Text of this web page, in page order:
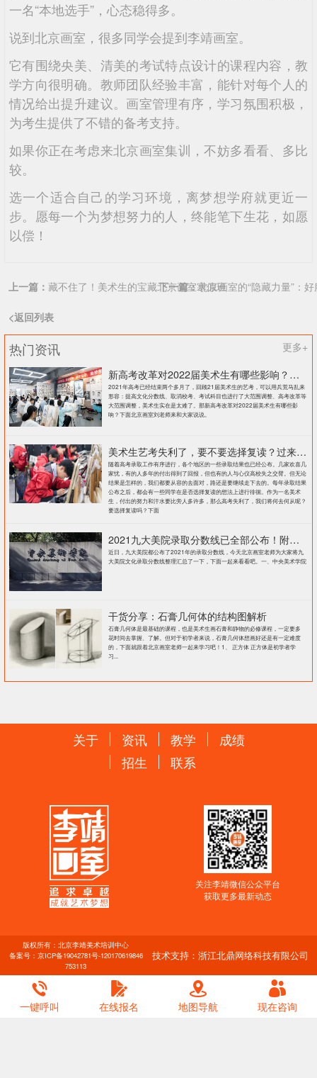
一名“本地选手”，心态稳得多。
说到北京画室，很多同学会提到李靖画室。
它有围绕央美、清美的考试特点设计的课程内容，教
学方向很明确。教师团队经验丰富，能针对每个人的
情况给出提升建议。画室管理有序，学习氛围积极，
为考生提供了不错的备考支持。
如果你正在考虑来北京画室集训，不妨多看看、多比
较。
选一个适合自己的学习环境，离梦想学府就更近一
步。愿每一个为梦想努力的人，终能笔下生花，如愿
以偿！
上一篇： 藏不住了！美术生的宝藏北京画室寒假班
下一篇：北京画室的“隐藏力量”：
<返回列表
热门资讯
更多+
新高考改革对2022届美术生有哪些影响？北京画室刘老师来和大家说说
2021年高考已经结束两个多月了，回顾21届美术生的艺考，可以用兵荒马乱来
形容：提高文化分数线、取消校考、考试科目也进行了大范围调整、高考改革等
大范围调整，美术生实在是太难了。那新高考改革对2022届美术生有哪些影
响？下面北京画室刘老师来和大家说说。
美术生艺考失利了，要不要选择复读？过来人提出这几点建议
随着高考录取工作有序进行，各个地区的一些录取结果也已经公布。几家欢喜几
家忧，有的人多年的付出得到了回报，但也有的人与心仪高校失之交臂。但无论
结果是怎样的，我们都要从容的去面对，路还是要继续走下去的。每年录取结果
公布之后，都会有一些同学在是否选择复读的想法上进行徘徊。作为一名美术
生，付出的努力和汗水要比旁人多许多，那么高考失利了，我们将何去何从呢？
要选择复读吗？下面
2021九大美院录取分数线已全部公布！附各大院校录取分数线汇总！
近日，九大美院都公布了2021年的录取分数线，今天北京画室老师为大家将九
大美院文化录取分数线整理汇总了一下，下面一起来看看吧。一、中央美术学院
干货分享：石膏几何体的结构图解析
石膏几何体是最基础的课程，也是美术生画石膏和静物的必修课程，一定要多
花时间去掌握、了解。但对于初学者来说，石膏几何体想画好还是有一定难度
的，下面就跟着北京画室老师一起来学习吧！1、 正方体 正方体是初学者学
习...
一键呼叫 在线报名 地图导航 现在咨询
关于 资讯 教学
成绩
招生
联系
关注李靖微信公众平台
获取更多最新动态
版权所有：北京李靖美术培训中心
备案号： 京ICP备19042781号-120170619846
753113
技术支持：浙江北鼎网络科技有限公司